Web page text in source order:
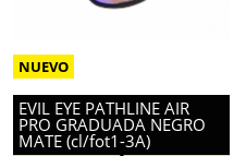
EVIL EYE PATHLINE AIR
PRO GRADUADA NEGRO
MATE (cl/fot1-3A)